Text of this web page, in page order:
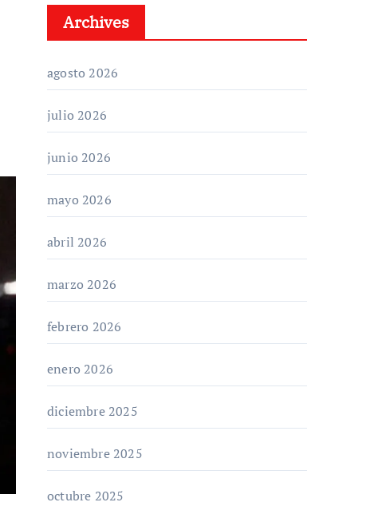
Archives
agosto 2026
julio 2026
junio 2026
mayo 2026
abril 2026
marzo 2026
febrero 2026
enero 2026
diciembre 2025
noviembre 2025
octubre 2025